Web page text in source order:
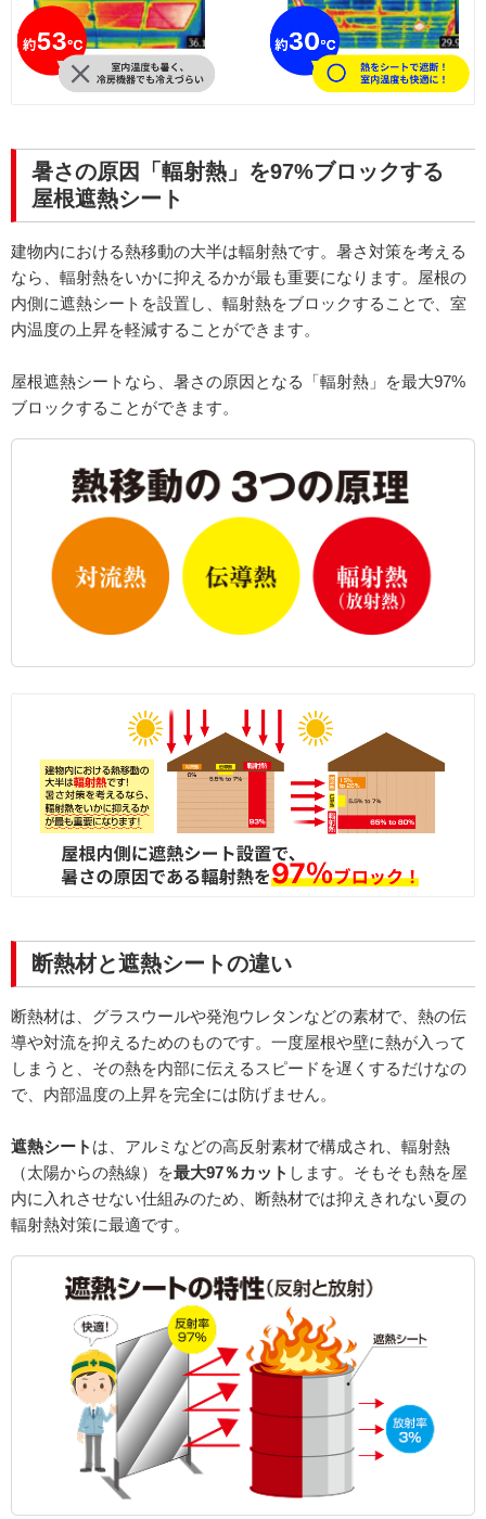
暑さの原因「輻射熱」を97%ブロックする
屋根遮熱シート
建物内における熱移動の大半は輻射熱です。暑さ対策を考える
なら、輻射熱をいかに抑えるかが最も重要になります。屋根の
内側に遮熱シートを設置し、輻射熱をブロックすることで、室
内温度の上昇を軽減することができます。
屋根遮熱シートなら、暑さの原因となる「輻射熱」を最大97%
ブロックすることができます。
断熱材と遮熱シートの違い
断熱材は、グラスウールや発泡ウレタンなどの素材で、熱の伝
導や対流を抑えるためのものです。一度屋根や壁に熱が入って
しまうと、その熱を内部に伝えるスピードを遅くするだけなの
で、内部温度の上昇を完全には防げません。
遮熱シート は、アルミなどの高反射素材で構成され、輻射熱
（太陽からの熱線）を最大97％カット します。そもそも熱を屋
内に入れさせない仕組みのため、断熱材では抑えきれない夏の
輻射熱対策に最適です。